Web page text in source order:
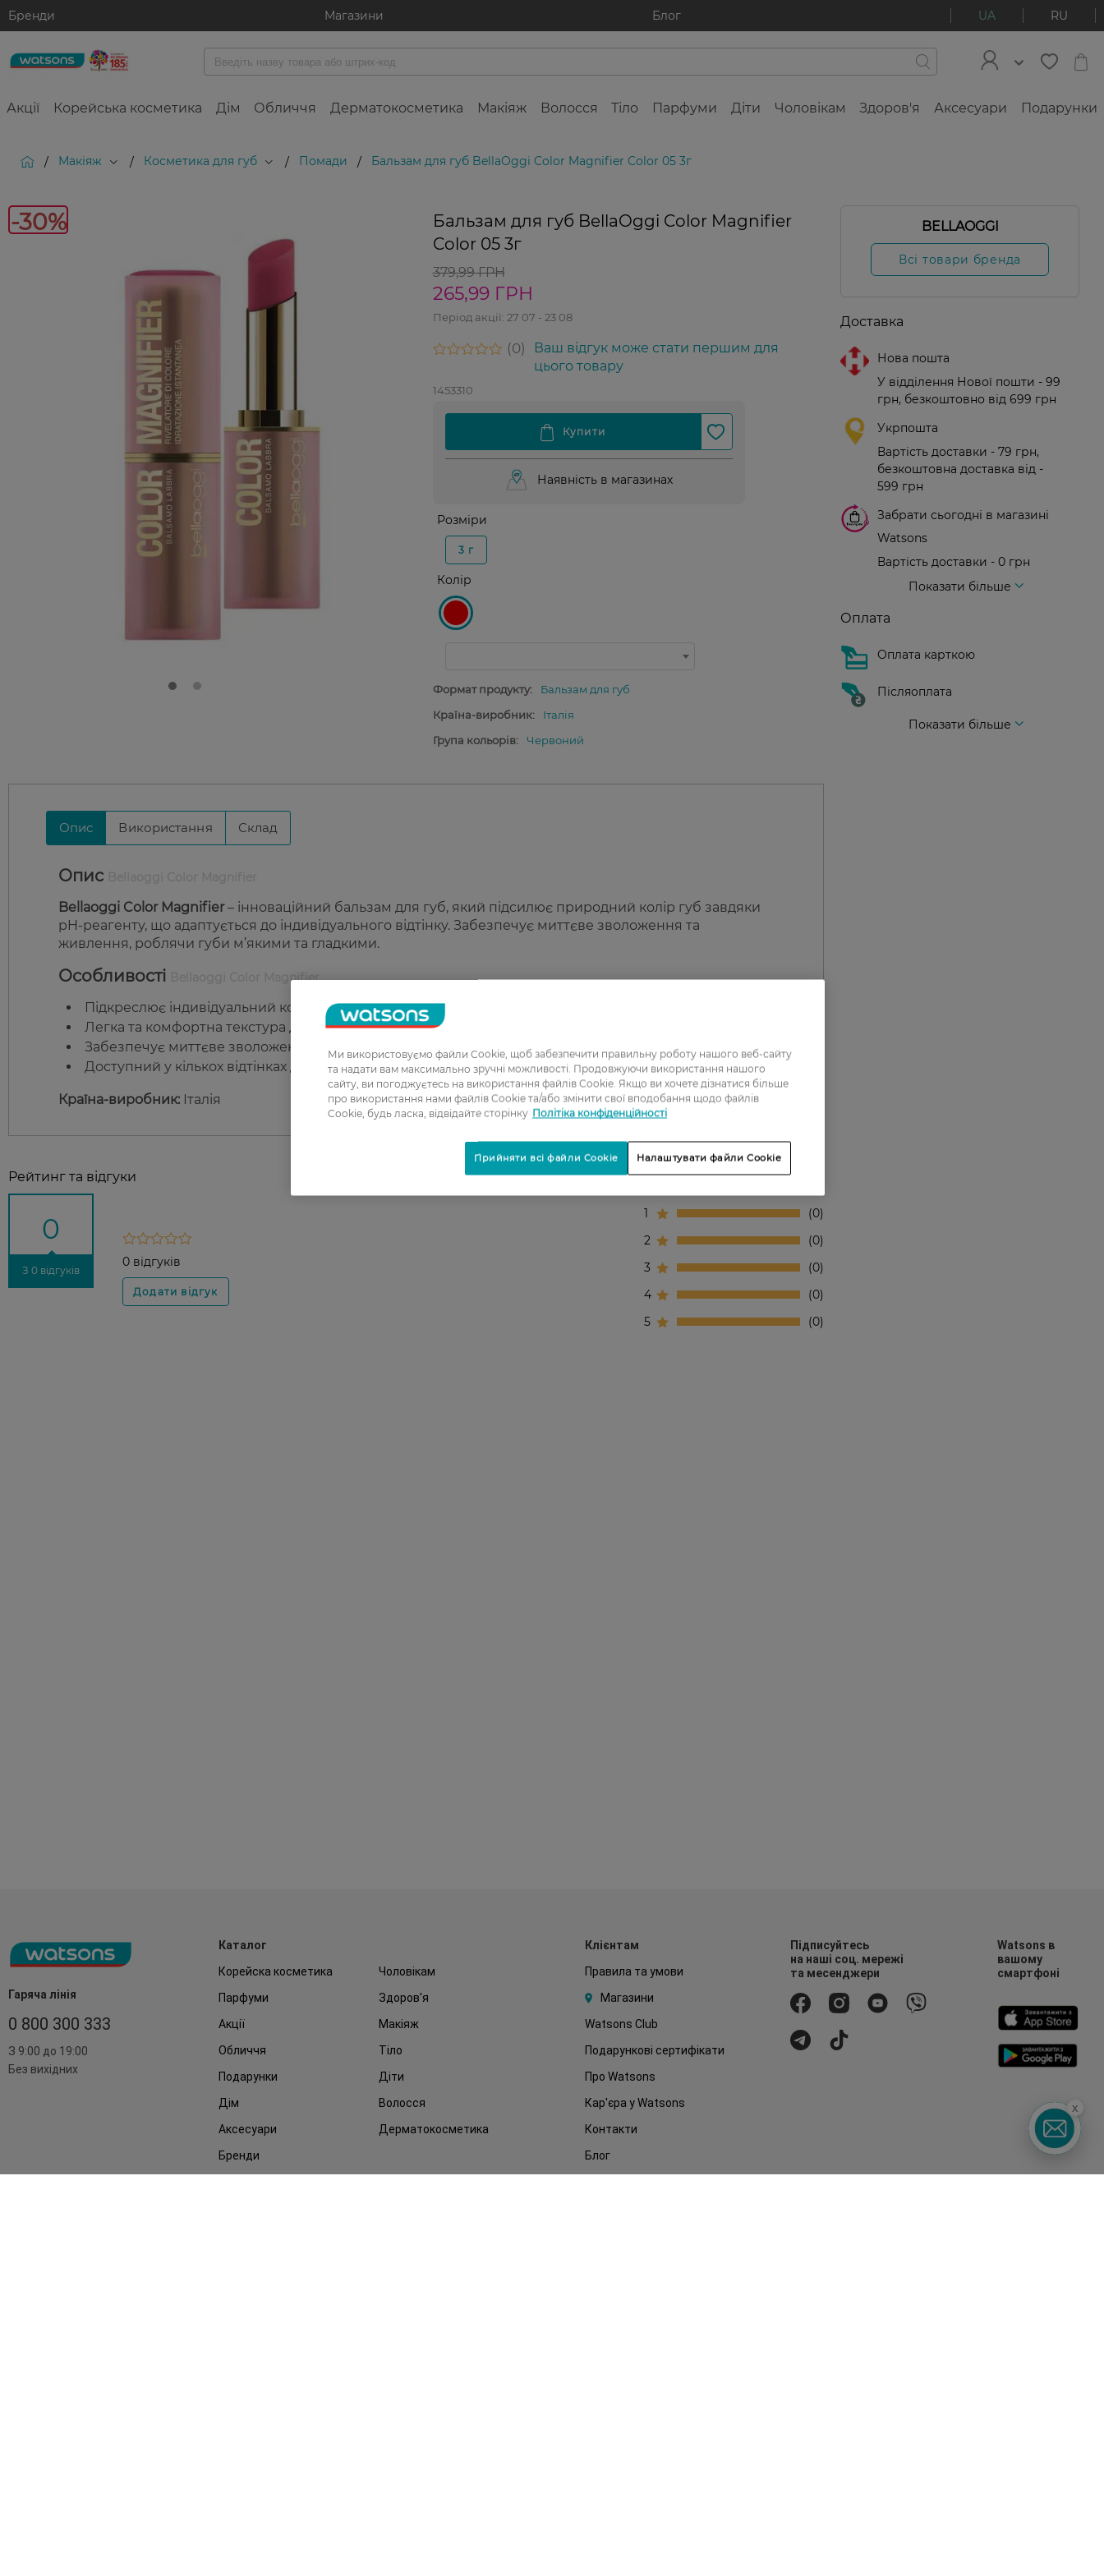
Бренди Магазини Блог UA RU
Акції Корейська косметика Дім Обличчя Дерматокосметика Макіяж Волосся Тіло Парфуми Діти Чоловікам Здоров'я Аксесуари Подарунки
/ Макіяж / Косметика для губ / Помади / Бальзам для губ BellaOggi Color Magnifier Color 05 3г
-30%
Бальзам для губ BellaOggi Color Magnifier
Color 05 3г
379,99 ГРН
265,99 ГРН
Період акції: 27 07 - 23 08
0
Ваш відгук може стати першим для
цього товару
1453310
Наявність в магазинах
Розміри
3 г
Колір
Формат продукту:
Бальзам для губ
Країна-виробник:
Італія
Група кольорів:
Червоний
Опис Використання Склад
Опис
Bellaoggi Color Magnifier– інноваційний бальзам для губ, який підсилює природний колір губ завдяки
pH-реагенту, що адаптується до індивідуального відтінку. Забезпечує миттєве зволоження та
живлення, роблячи губи м’якими та гладкими.
Особливості Bellaoggi Color Magnifier
Підкреслює індивідуальний колір губ при контакті зі шкірою.
Легка та комфортна текстура для легкого нанесення.
Забезпечує миттєве зволоження та живлення губ.
Доступний у кількох відтінках для створення унікального ефекту.
Країна-виробник: Італія
Рейтинг та відгуки
0
З 0 відгуків
0 відгуків
1
0
2
0
3
0
4
0
5
0
BELLAOGGI
Всі товари бренда
Доставка
Нова пошта
У відділення Нової пошти - 99
грн, безкоштовно від 699 грн
Укрпошта
Вартість доставки - 79 грн,
безкоштовна доставка від -
599 грн
Забрати сьогодні в магазині
Watsons
Вартість доставки - 0 грн
Показати більше
Оплата
Оплата карткою
Післяоплата
Показати більше
Гаряча лінія
0 800 300 333
З 9:00 до 19:00
Без вихідних
Каталог
Корейска косметика
Чоловікам
Парфуми
Здоров'я
Акції
Макіяж
Обличчя
Тіло
Подарунки
Діти
Дім
Волосся
Аксесуари
Дерматокосметика
Бренди
Клієнтам
Правила та умови
Магазини
Watsons Club
Подарункові сертифікати
Про Watsons
Кар'єра у Watsons
Контакти
Блог
Підписуйтесь
на наші соц. мережі
та месенджери
Watsons в
вашому
смартфоні
x
Ми використовуємо файли Cookie, щоб забезпечити правильну роботу нашого веб-сайту
та надати вам максимально зручні можливості. Продовжуючи використання нашого
сайту, ви погоджуєтесь на використання файлів Cookie. Якщо ви хочете дізнатися більше
про використання нами файлів Cookie та/або змінити свої вподобання щодо файлів
Cookie, будь ласка, відвідайте сторінку Політіка конфіденційності
Налаштувати файли Cookie
Прийняти всі файли Cookie